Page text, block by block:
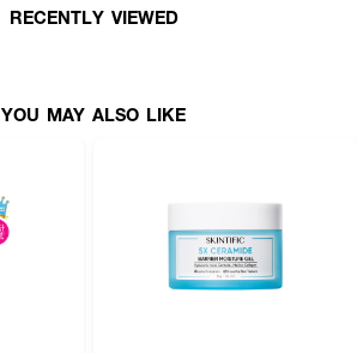
RECENTLY VIEWED
YOU MAY ALSO LIKE